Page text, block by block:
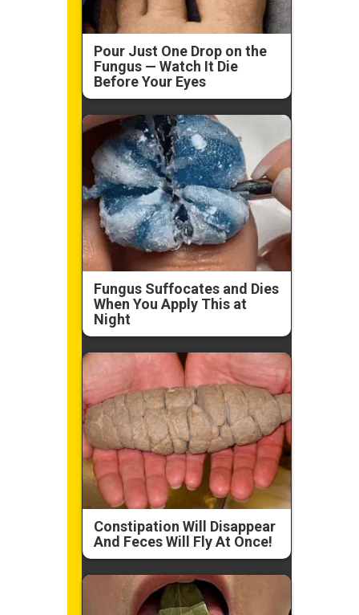
Pour Just One Drop on the
Fungus — Watch It Die
Before Your Eyes
Fungus Suffocates and Dies
When You Apply This at
Night
Constipation Will Disappear
And Feces Will Fly At Once!